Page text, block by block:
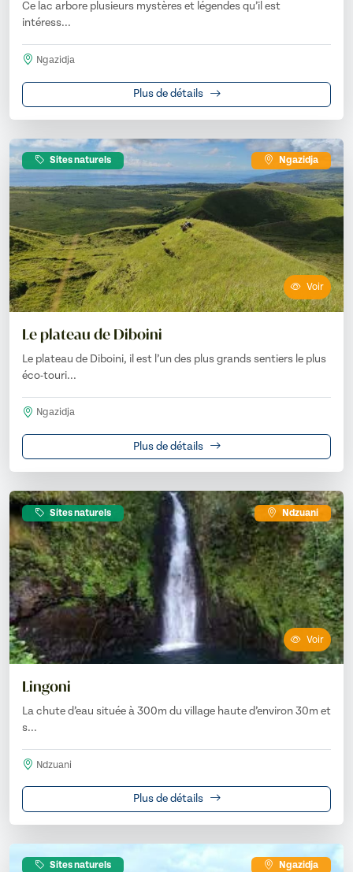
Ce lac arbore plusieurs mystères et légendes qu’il est
intéress...
Ngazidja
Plus de détails
Sites naturels Ngazidja
Voir
Le plateau de Diboini
Le plateau de Diboini, il est l’un des plus grands sentiers le plus
éco-touri...
Ngazidja
Plus de détails
Sites naturels Ndzuani
Voir
Lingoni
La chute d’eau située à 300m du village haute d’environ 30m et
s...
Ndzuani
Plus de détails
Sites naturels Ngazidja